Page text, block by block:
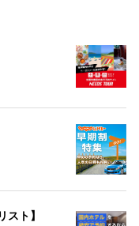
スト】